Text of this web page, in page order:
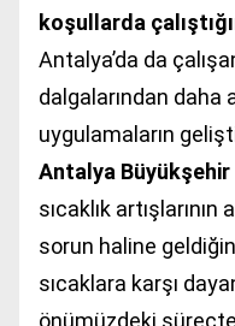
koşullarda
Antalya’da da
dalgalarından
uygulamaların
Antalya
sıcaklık
sorun haline
sıcaklara karşı
önümüzdeki